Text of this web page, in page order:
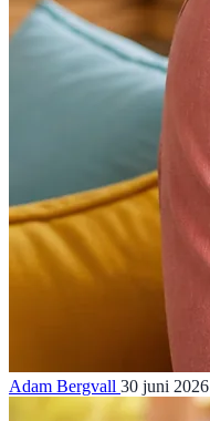
Adam Bergvall 30 juni 2026